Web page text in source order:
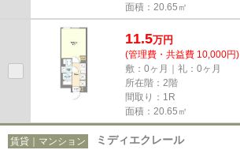
面積：20.65㎡
11.5万円
(管理費・共益費 10,000円)
敷：0ヶ月｜礼：0ヶ月
所在階：2階
間取り：1R
面積：20.65㎡
賃貸｜マンション ミディエクレール